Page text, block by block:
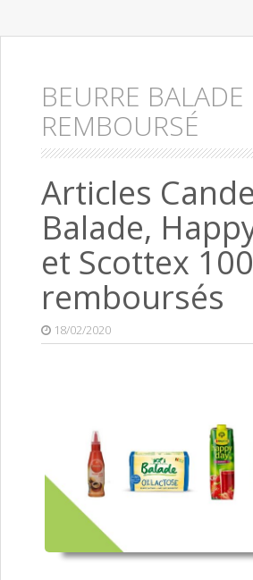
BEURRE
REMBOURSÉ
Articles
Balade,
et Scottex
remboursés
18/02/2020